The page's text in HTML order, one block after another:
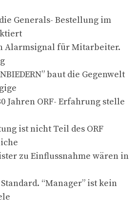
Generals- Bestellung im
Alarmsignal für Mitarbeiter.
baut die Gegenwelt
Jahren ORF- Erfahrung stelle
ist nicht Teil des ORF
zu Einflussnahme wären in
“Manager” ist kein